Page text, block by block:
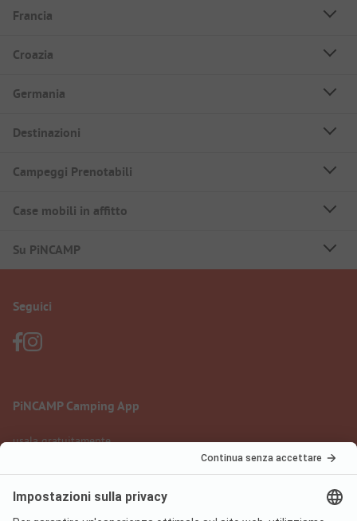
Francia
Croazia
Germania
Destinazioni
Campeggi Prenotabili
Case mobili in affitto
Su PiNCAMP
Seguici
PiNCAMP Camping App
usala gratuitamente